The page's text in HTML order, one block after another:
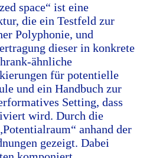
space“ ist eine
die ein Testfeld zur
Polyphonie, und
dieser in konkrete
ähnliche
für potentielle
und ein Handbuch zur
Setting, dass
wird. Durch die
anhand der
gezeigt. Dabei